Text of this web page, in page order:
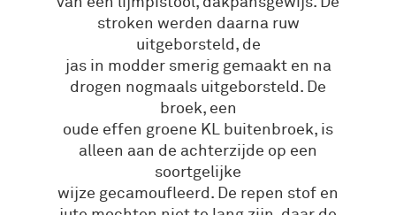
stroken werden daarna ruw
uitgeborsteld, de
jas in modder smerig gemaakt en na
drogen nogmaals uitgeborsteld. De
broek, een
oude effen groene KL buitenbroek, is
alleen aan de achterzijde op een
soortgelijke
wijze gecamoufleerd. De repen stof en